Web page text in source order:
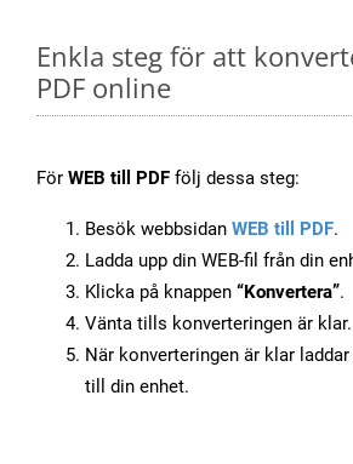
Enkla steg för att
PDF online
För WEB till PDF följ dessa steg:
Besök webbsidan WEB till PDF.
Ladda upp din WEB-fil från din
Klicka på knappen “Konvertera”.
Vänta tills konverteringen är klar.
När konverteringen är klar laddar
till din enhet.